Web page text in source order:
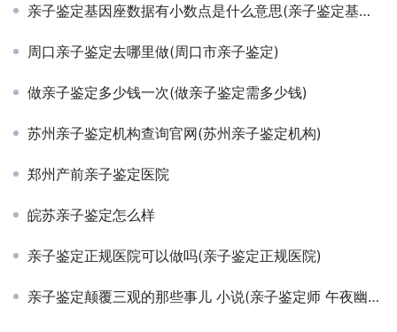
亲子鉴定基因座数据有小数点是什么意思(亲子鉴定基因座数据)
周口亲子鉴定去哪里做(周口市亲子鉴定)
做亲子鉴定多少钱一次(做亲子鉴定需多少钱)
苏州亲子鉴定机构查询官网(苏州亲子鉴定机构)
郑州产前亲子鉴定医院
皖苏亲子鉴定怎么样
亲子鉴定正规医院可以做吗(亲子鉴定正规医院)
亲子鉴定颠覆三观的那些事儿 小说(亲子鉴定师 午夜幽魂)